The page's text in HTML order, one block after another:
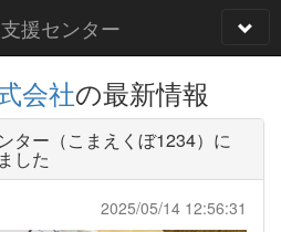
援センター
会社の最新情報
ター（こまえくぼ1234）に
した
2025/05/14 12:56:31